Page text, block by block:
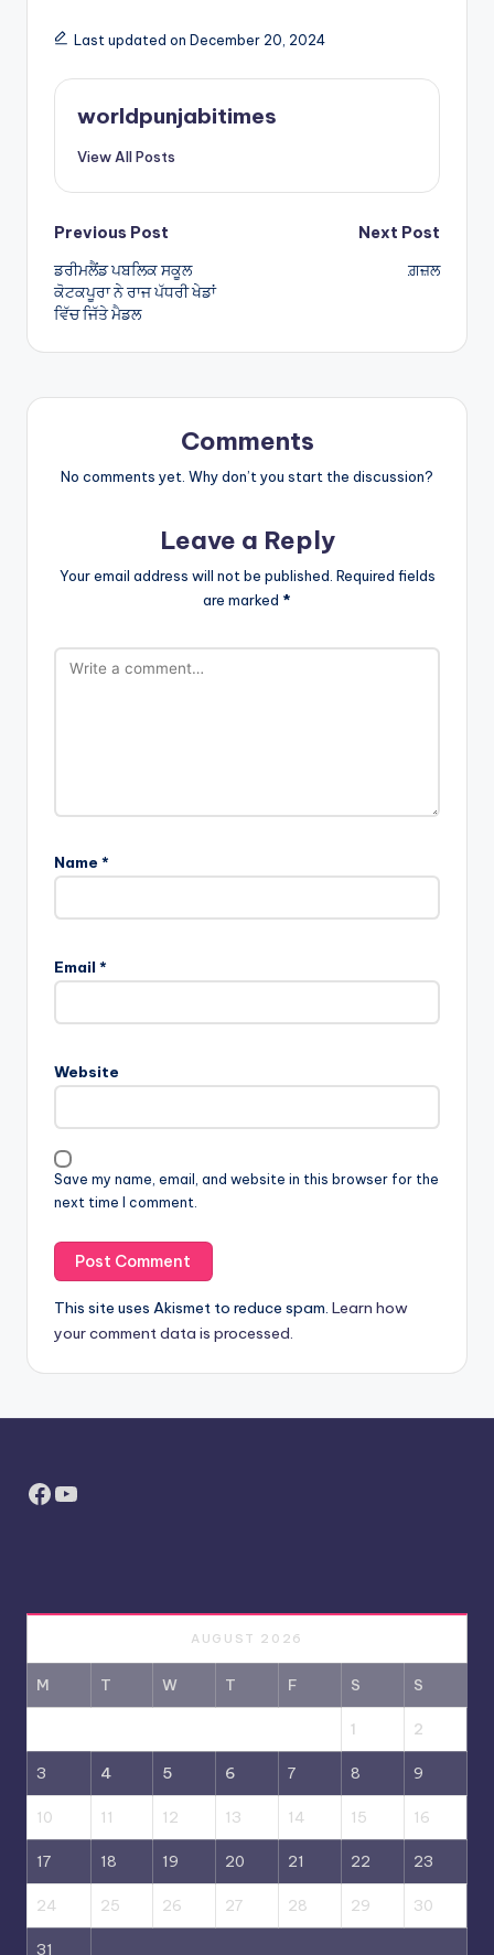
a
ts
A
p
ar
e
Last updated on December 20, 2024
worldpunjabitimes
View All Posts
Post
navigation
Previous Post
ਡਰੀਮਲੈਂਡ ਪਬਲਿਕ ਸਕੂਲ
ਕੋਟਕਪੂਰਾ ਨੇ ਰਾਜ ਪੱਧਰੀ ਖੇਡਾਂ
ਵਿੱਚ ਜਿੱਤੇ ਮੈਡਲ
Next Post
ਗ਼ਜ਼ਲ
Comments
No comments yet. Why don’t you start the discussion?
Leave a Reply
Your email address will not be published. Required fields
are marked *
Name *
Email *
Website
Save my name, email, and website in this browser for the
next time I comment.
This site uses Akismet to reduce spam. Learn how
your comment data is processed.
Facebook
YouTube
AUGUST 2026
M T W T F S S
1 2
3 4 5 6 7 8 9
10 11 12 13 14 15 16
17 18 19 20 21 22 23
24 25 26 27 28 29 30
31